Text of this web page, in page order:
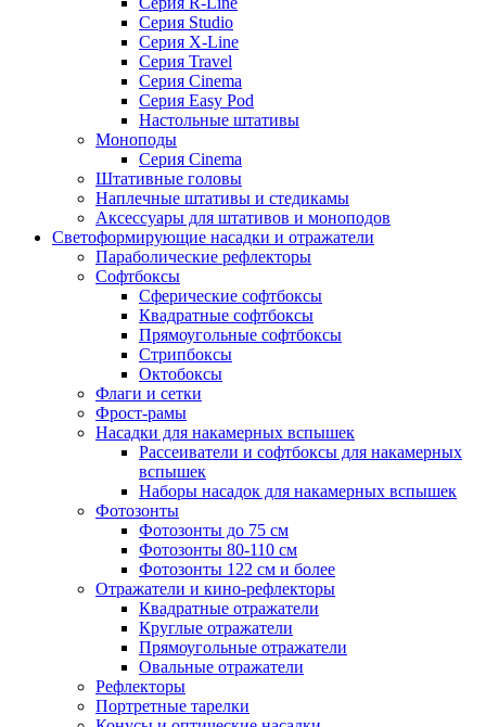
Серия Studio
Серия X-Line
Серия Travel
Серия Cinema
Серия Easy Pod
Настольные штативы
Моноподы
Серия Cinema
Штативные головы
Наплечные штативы и стедикамы
Аксессуары для штативов и моноподов
Светоформирующие насадки и отражатели
Параболические рефлекторы
Софтбоксы
Сферические софтбоксы
Квадратные софтбоксы
Прямоугольные софтбоксы
Стрипбоксы
Октобоксы
Флаги и сетки
Фрост-рамы
Насадки для накамерных вспышек
Рассеиватели и софтбоксы для накамерных
вспышек
Наборы насадок для накамерных вспышек
Фотозонты
Фотозонты до 75 см
Фотозонты 80-110 см
Фотозонты 122 см и более
Отражатели и кино-рефлекторы
Квадратные отражатели
Круглые отражатели
Прямоугольные отражатели
Овальные отражатели
Рефлекторы
Портретные тарелки